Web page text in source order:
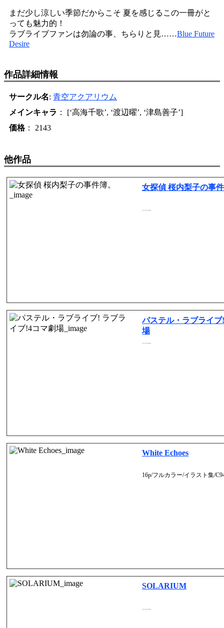
まだ少し涼しい季節だからこそ 夏を感じるこの一冊がと
っても魅力的！
ラブライブファンは勿論の事、ちらりと見……Blue Future
Desire
作品詳細情報
サークル名: 青空アクアリウム
メインキャラ ： [‘高海千歌’, ‘渡辺曜’, ‘津島善子’]
価格： 2143
他作品
女探偵 桜内梨子の事
…..
パステル・ラブライ
場
…..
White Echoes
16p/フルカラー/イラスト集/
SOLARIUM
…..